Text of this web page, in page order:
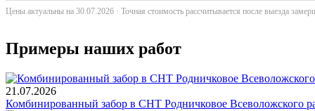
Цены актуальны на 30.07.2026 · Точная стоимость рассчитывается после выезда
Примеры наших работ
21.07.2026
Комбинированный забор в СНТ Родничковое Всеволожского